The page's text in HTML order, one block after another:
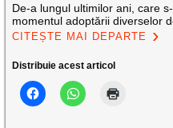
De-a lungul ultimilor ani, care
momentul adoptării diverselor
CITEȘTE MAI DEPARTE
Distribuie acest articol